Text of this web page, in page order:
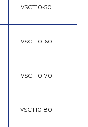
VSCT10-50
VSCT10-60
VSCT10-70
VSCT10-80